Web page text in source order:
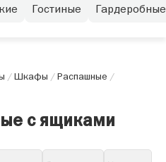
Гостиные Гардеробные
/Шкафы /Распашные /
с ящиками